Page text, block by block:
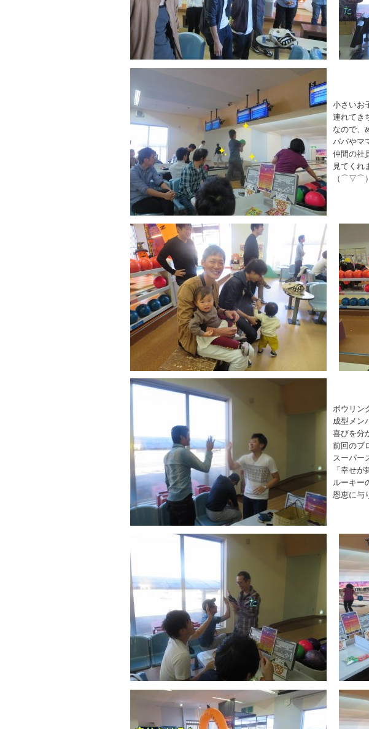
小さいお
連れてき
なので、
パパやマ
仲間の社
見てくれ
（⌒▽⌒）
ボウリン
成型メン
喜びを分
前回のブ
スーパー
「幸せ
ルーキー
恩恵に与